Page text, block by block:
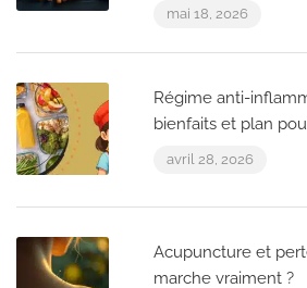
mai 18, 2026
Régime anti-
bienfaits et plan
avril 28, 2026
Acupuncture et
marche vraiment ?